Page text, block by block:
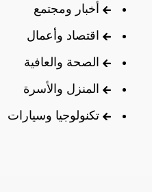
أخبار ومجتمع
اقتصاد وأعمال
الصحة والعافية
المنزل والأسرة
تكنولوجيا وسيارات